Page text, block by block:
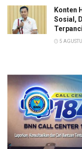
Konten
Sosial,
5